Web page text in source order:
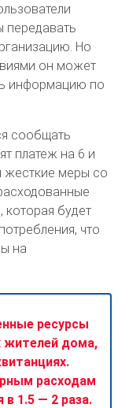
передавать
Но
он может
информацию по
сообщать
платеж на 6 и
жесткие меры со
которая будет
что
на
ресурсы
жителей дома,
расходам
в 1.5 — 2 раза.